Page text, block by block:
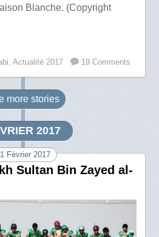
Blanche. (Copyright
,Actualité 2017 19 Comments
more stories
2017
Février 2017
Sultan Bin Zayed al-